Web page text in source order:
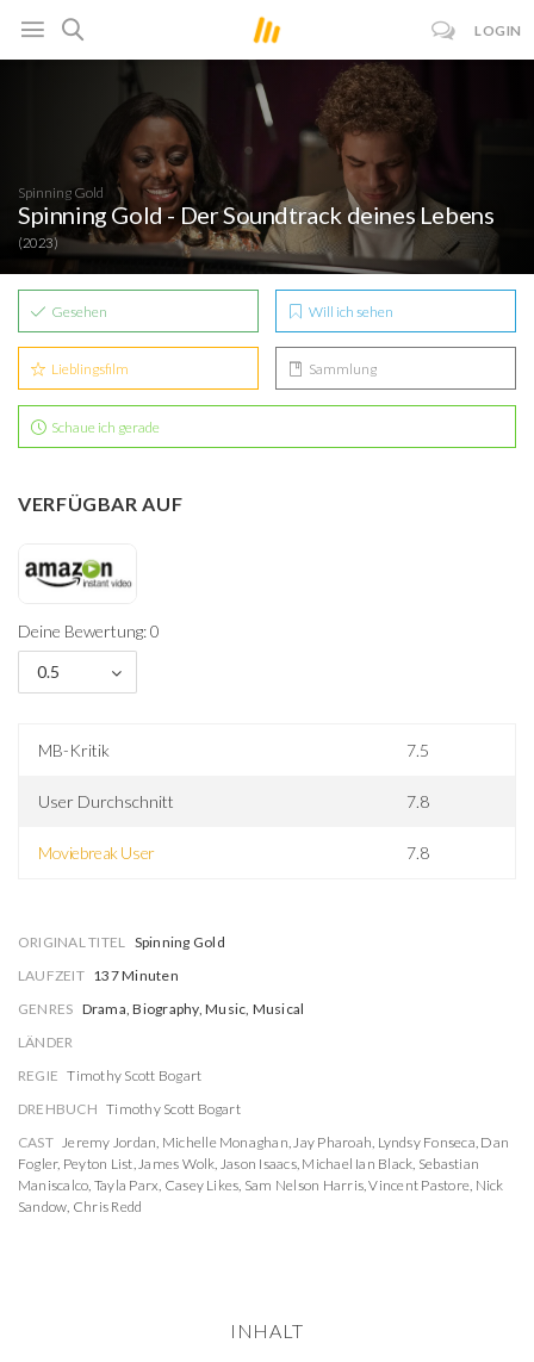
LOGIN
Spinning Gold
Spinning Gold - Der Soundtrack deines Lebens
(2023)
Gesehen Will ich sehen
Lieblingsfilm Sammlung
Schaue ich gerade
VERFÜGBAR AUF
Deine Bewertung: 0
0.5
MB-Kritik 7.5
User Durchschnitt 7.8
Moviebreak User 7.8
ORIGINAL TITEL Spinning Gold
LAUFZEIT 137 Minuten
GENRES Drama, Biography, Music, Musical
LÄNDER
REGIE Timothy Scott Bogart
DREHBUCH Timothy Scott Bogart
CAST Jeremy Jordan, Michelle Monaghan,Jay Pharoah, Lyndsy Fonseca, Dan
Fogler, Peyton List,James Wolk, Jason Isaacs, Michael Ian Black, Sebastian
Maniscalco, Tayla Parx, Casey Likes, Sam Nelson Harris,Vincent Pastore, Nick
Sandow, Chris Redd
INHALT